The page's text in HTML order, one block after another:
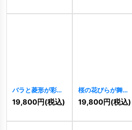
バラと菱形が彩る
高級感ロゴ
10991 ]
19,800円(税込)
桜の花びらが舞い
上がるのロゴ
10972 ]
19,800円(税込)